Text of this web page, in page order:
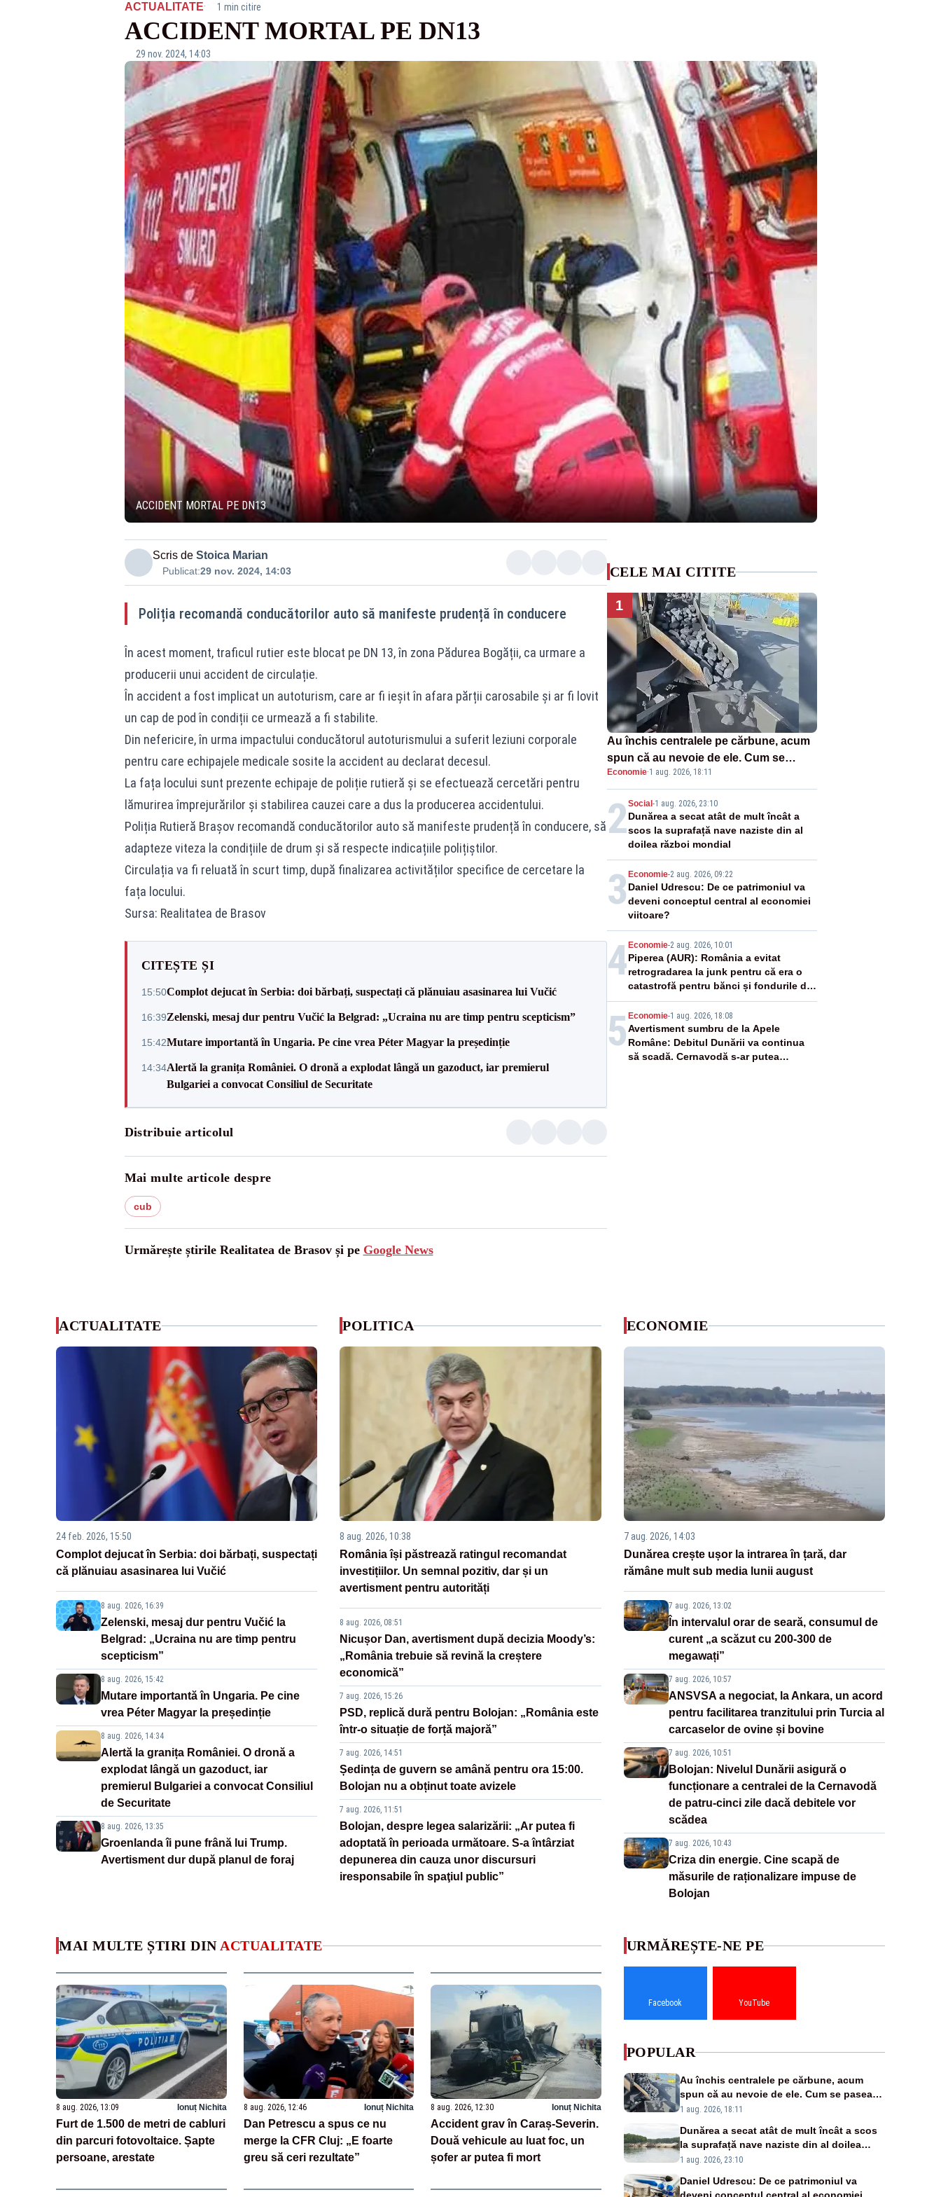
ACTUALITATE· 1 min citire
ACCIDENT MORTAL PE DN13
29 nov. 2024, 14:03
ACCIDENT MORTAL PE DN13
Scris de Stoica Marian
Publicat:29 nov. 2024, 14:03
Poliția recomandă conducătorilor auto să manifeste prudență în conducere
În acest moment, traficul rutier este blocat pe DN 13, în zona Pădurea Bogății, ca urmare a
producerii unui accident de circulație.
În accident a fost implicat un autoturism, care ar fi ieșit în afara părții carosabile și ar fi lovit
un cap de pod în condiții ce urmează a fi stabilite.
Din nefericire, în urma impactului conducătorul autoturismului a suferit leziuni corporale
pentru care echipajele medicale sosite la accident au declarat decesul.
La fața locului sunt prezente echipaje de poliție rutieră și se efectuează cercetări pentru
lămurirea împrejurărilor și stabilirea cauzei care a dus la producerea accidentului.
Poliția Rutieră Brașov recomandă conducătorilor auto să manifeste prudență în conducere, să
adapteze viteza la condițiile de drum și să respecte indicațiile polițiștilor.
Circulația va fi reluată în scurt timp, după finalizarea activităților specifice de cercetare la
fața locului.
Sursa: Realitatea de Brasov
CITEȘTE ȘI
15:50Complot dejucat în Serbia: doi bărbați, suspectați că plănuiau asasinarea lui Vučić
16:39Zelenski, mesaj dur pentru Vučić la Belgrad: „Ucraina nu are timp pentru scepticism”
15:42Mutare importantă în Ungaria. Pe cine vrea Péter Magyar la președinție
14:34Alertă la granița României. O dronă a explodat lângă un gazoduct, iar premierul
Bulgariei a convocat Consiliul de Securitate
Distribuie articolul
Mai multe articole despre
cub
Urmărește știrile Realitatea de Brasov și pe Google News
CELE MAI CITITE
1
Au închis centralele pe cărbune, acum
spun că au nevoie de ele. Cum se
pasează vina în plină criză energetică
Economie·1 aug. 2026, 18:11
2Social -1 aug. 2026, 23:10
Dunărea a secat atât de mult încât a
scos la suprafață nave naziste din al
doilea război mondial
3 Economie-2 aug. 2026, 09:22
Daniel Udrescu: De ce patrimoniul va
deveni conceptul central al economiei
viitoare?
4 Economie-2 aug. 2026, 10:01
Piperea (AUR): România a evitat
retrogradarea la junk pentru că era o
catastrofă pentru bănci și fondurile de
pensii
5 Economie-1 aug. 2026, 18:08
Avertisment sumbru de la Apele
Române: Debitul Dunării va continua
să scadă. Cernavodă s-ar putea
ACTUALITATE
24 feb. 2026, 15:50
Complot dejucat în Serbia: doi bărbați, suspectați
că plănuiau asasinarea lui Vučić
8 aug. 2026, 16:39
Zelenski, mesaj dur pentru Vučić la
Belgrad: „Ucraina nu are timp pentru
scepticism”
8 aug. 2026, 15:42
Mutare importantă în Ungaria. Pe cine
vrea Péter Magyar la președinție
8 aug. 2026, 14:34
Alertă la granița României. O dronă a
explodat lângă un gazoduct, iar
premierul Bulgariei a convocat Consiliul
de Securitate
8 aug. 2026, 13:35
Groenlanda îi pune frână lui Trump.
Avertisment dur după planul de foraj
POLITICA
8 aug. 2026, 10:38
România își păstrează ratingul recomandat
investițiilor. Un semnal pozitiv, dar și un
avertisment pentru autorități
8 aug. 2026, 08:51
Nicușor Dan, avertisment după decizia Moody’s:
„România trebuie să revină la creștere
economică”
7 aug. 2026, 15:26
PSD, replică dură pentru Bolojan: „România este
într-o situație de forță majoră”
7 aug. 2026, 14:51
Ședința de guvern se amână pentru ora 15:00.
Bolojan nu a obținut toate avizele
7 aug. 2026, 11:51
Bolojan, despre legea salarizării: „Ar putea fi
adoptată în perioada următoare. S-a întârziat
depunerea din cauza unor discursuri
iresponsabile în spaţiul public”
ECONOMIE
7 aug. 2026, 14:03
Dunărea crește ușor la intrarea în țară, dar
rămâne mult sub media lunii august
7 aug. 2026, 13:02
În intervalul orar de seară, consumul de
curent „a scăzut cu 200-300 de
megawați”
7 aug. 2026, 10:57
ANSVSA a negociat, la Ankara, un acord
pentru facilitarea tranzitului prin Turcia al
carcaselor de ovine și bovine
7 aug. 2026, 10:51
Bolojan: Nivelul Dunării asigură o
funcționare a centralei de la Cernavodă
de patru-cinci zile dacă debitele vor
scădea
7 aug. 2026, 10:43
Criza din energie. Cine scapă de
măsurile de raționalizare impuse de
Bolojan
MAI MULTE ȘTIRI DIN ACTUALITATE
8 aug. 2026, 13:09 Ionuț Nichita
Furt de 1.500 de metri de cabluri
din parcuri fotovoltaice. Șapte
persoane, arestate
8 aug. 2026, 12:46 Ionuț Nichita
Dan Petrescu a spus ce nu
merge la CFR Cluj: „E foarte
greu să ceri rezultate”
8 aug. 2026, 12:30 Ionuț Nichita
Accident grav în Caraș-Severin.
Două vehicule au luat foc, un
șofer ar putea fi mort
URMĂREȘTE-NE PE
Facebook YouTube
POPULAR
Au închis centralele pe cărbune, acum
spun că au nevoie de ele. Cum se pasează
vina în plină criză energetică
1 aug. 2026, 18:11
Dunărea a secat atât de mult încât a scos
la suprafață nave naziste din al doilea
război mondial
1 aug. 2026, 23:10
Daniel Udrescu: De ce patrimoniul va